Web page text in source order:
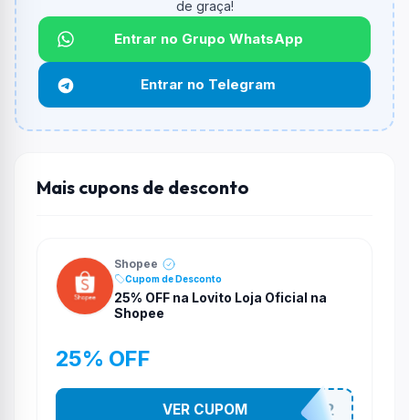
informado.
Qual é o desconto máximo?
Não informado ou sem limite.
Funciona em qualquer produto?
Não necessariamente. Depende de itens participantes
de graça!
Entrar no Grupo WhatsApp
Entrar no Telegram
Mais cupons de desconto
Shopee
Cupom de Desconto
25% OFF na Lovito Loja Oficial na
Shopee
25% OFF
141525852
VER CUPOM